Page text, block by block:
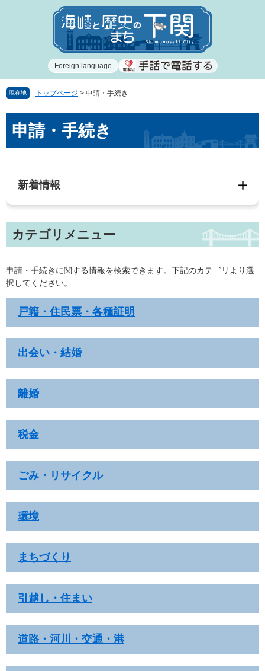
で
ば
Foreign language
現在地 トップページ > 申請・手続き
文申請・手続き
新着情報
カテゴリメニュー
申請・手続きに関する情報を検索できます。下記のカテゴリより選
択してください。
戸籍・住民票・各種証明
出会い・結婚
離婚
税金
ごみ・リサイクル
環境
まちづくり
引越し・住まい
道路・河川・交通・港